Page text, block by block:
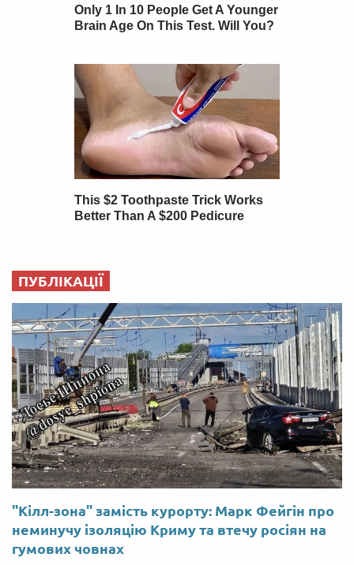
ПУБЛІКАЦІЇ
"Кілл-зона" замість курорту: Марк Фейгін про
неминучу ізоляцію Криму та втечу росіян на
гумових човнах